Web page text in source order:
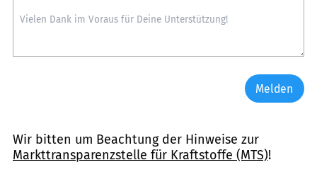
Melden
Wir bitten um Beachtung der Hinweise zur
Markttransparenzstelle für Kraftstoffe (MTS)!